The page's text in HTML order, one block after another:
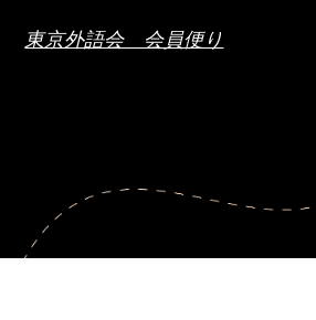
東京外語会 会員便り